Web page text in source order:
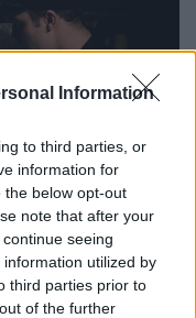
Information
to third parties, or
information for
the below opt-out
note that after your
seeing
utilized by
third parties prior to
of the further